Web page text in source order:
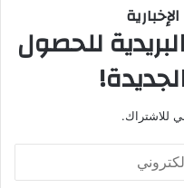
للحصول
للاشتراك.